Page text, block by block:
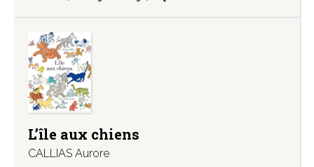
L’île aux chiens
CALLIAS Aurore